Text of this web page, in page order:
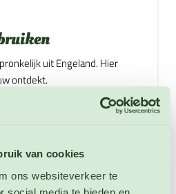
van cookies
ons websiteverkeer te
uit Engeland. Hier
ontdekt.
geneeskrachtige
en tegen slechte adem.